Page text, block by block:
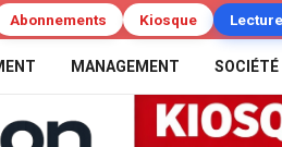
Abonnements Kiosque
MANAGEMENT SOCIÉTÉ